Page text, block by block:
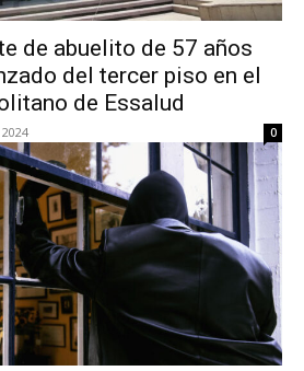
de abuelito de 57 años
del tercer piso en el
de Essalud
0